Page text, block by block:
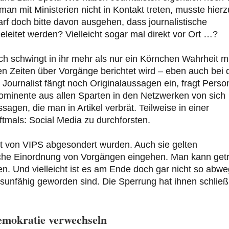
mit Ministerien nicht in Kontakt treten, musste
doch bitte davon ausgehen, dass journalistische
werden? Vielleicht sogar mal direkt vor Ort …?
schwingt in ihr mehr als nur ein Körnchen Wahrheit
Zeiten über Vorgänge berichtet wird – eben auch bei
fängt noch Originalaussagen ein, fragt
aus allen Sparten in den Netzwerken von sich
die man in Artikel verbrät. Teilweise in einer
Social Media zu durchforsten.
VIPS abgesondert wurden. Auch sie gelten
Einordnung von Vorgängen eingehen. Man kann
Und vielleicht ist es am Ende doch gar nicht so
geworden sind. Die Sperrung hat ihnen
verwechseln